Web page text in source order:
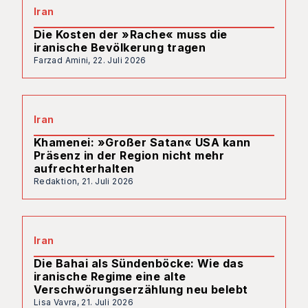
Iran
Die Kosten der »Rache« muss die
iranische Bevölkerung tragen
Farzad Amini, 22. Juli 2026
Iran
Khamenei: »Großer Satan« USA kann
Präsenz in der Region nicht mehr
aufrechterhalten
Redaktion, 21. Juli 2026
Iran
Die Bahai als Sündenböcke: Wie das
iranische Regime eine alte
Verschwörungserzählung neu belebt
Lisa Vavra, 21. Juli 2026